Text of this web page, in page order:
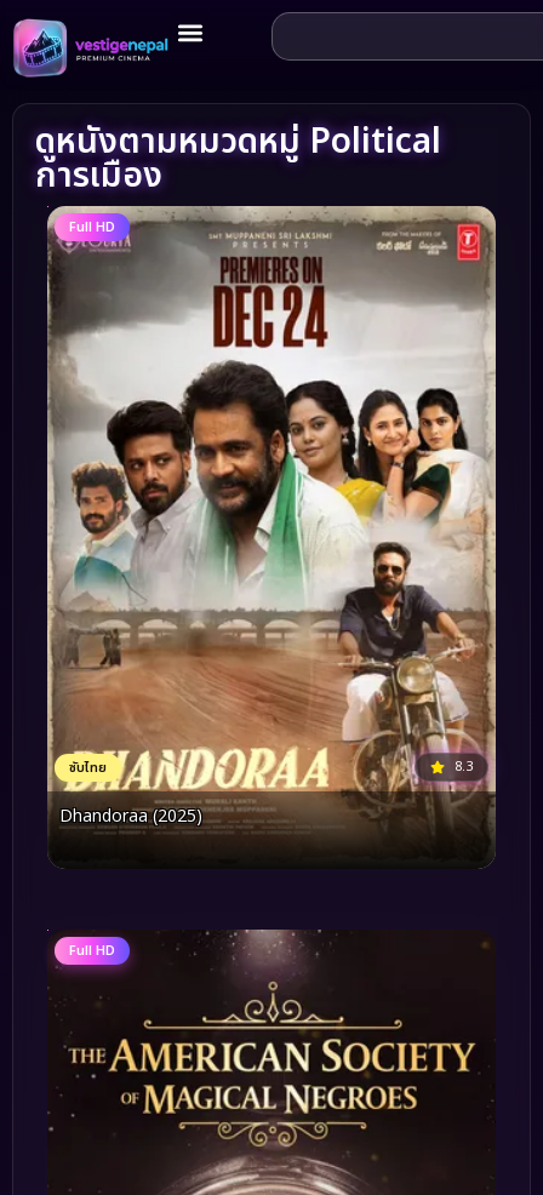
ดูหนังตามหมวดหมู่ Political
การเมือง
Full HD
ซับไทย 8.3
Dhandoraa (2025)
Full HD